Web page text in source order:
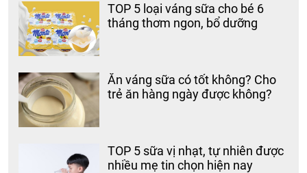
TOP 5 loại váng sữa cho bé 6
tháng thơm ngon, bổ dưỡng
Ăn váng sữa có tốt không? Cho
trẻ ăn hàng ngày được không?
TOP 5 sữa vị nhạt, tự nhiên được
nhiều mẹ tin chọn hiện nay